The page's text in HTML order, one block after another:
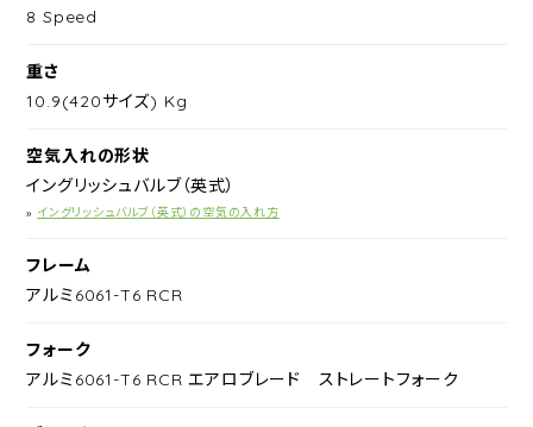
8 Speed
重さ
10.9(420サイズ) Kg
空気入れの形状
イングリッシュバルブ（英式）
» イングリッシュバルブ（英式）の空気の入れ方
フレーム
アルミ6061-T6 RCR
フォーク
アルミ6061-T6 RCR エアロブレード ストレートフォーク